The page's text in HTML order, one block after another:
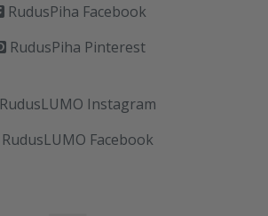
RudusPiha Facebook
RudusPiha Pinterest
RudusLUMO Instagram
RudusLUMO Facebook